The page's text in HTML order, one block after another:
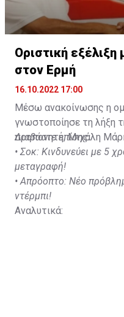
Οριστική
στον Ερμή
16.10.2022 17:00
Μέσω ανακοίνωσης η
γνωστοποίησε τη λήξη
προπονητή, Μιχάλη
Διαβάστε επίσης:
•Σοκ: Κινδυνεύει με 5
μεταγραφή!
•Απρόοπτο: Νέο
ντέρμπι!
Αναλυτικά: